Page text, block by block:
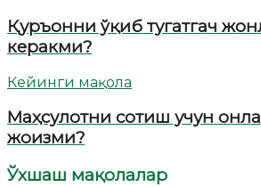
Қуръонни ўқиб тугатгач
керакми?
Кейинги мақола
Маҳсулотни сотиш учун
жоизми?
Ўхшаш мақолалар